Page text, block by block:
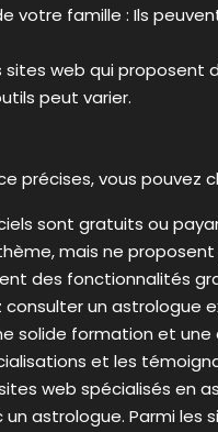
famille : Ils
sites web qui
peut varier.
précises, vous
sont gratuits ou
mais ne
des fonctionnalités
consulter un astrologue
solide formation et
et les
web spécialisés en
astrologue. Parmi